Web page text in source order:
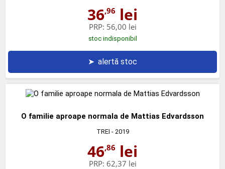
36,96 lei
PRP: 56,00 lei
stoc indisponibil
➤ alertă stoc
O familie aproape normala de Mattias Edvardsson
TREI - 2019
46,86 lei
PRP: 62,37 lei